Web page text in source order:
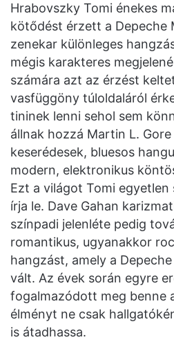
Hrabovszky Tomi énekes
kötődést érzett a Depeche
zenekar különleges
mégis karakteres
számára azt az érzést
vasfüggöny túloldaláról
tininek lenni sehol sem
állnak hozzá Martin L.
keserédesek, bluesos
modern, elektronikus
Ezt a világot Tomi egyetlen
írja le. Dave Gahan
színpadi jelenléte pedig
romantikus, ugyanakkor
hangzást, amely a
vált. Az évek során egyre
fogalmazódott meg benne
élményt ne csak
is átadhassa.